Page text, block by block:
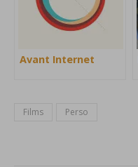
Avant Internet
Films Perso